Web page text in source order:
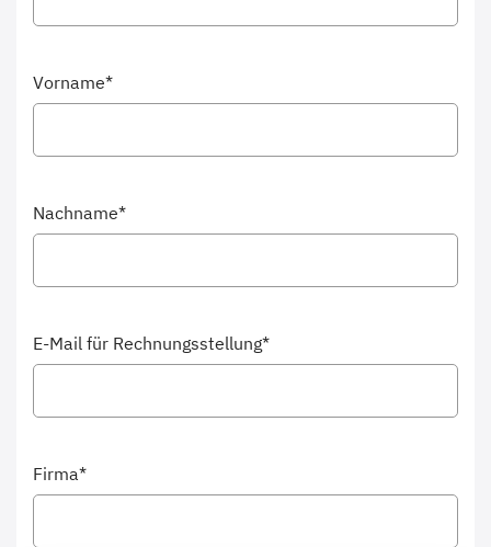
Vorname*
Nachname*
E-Mail für Rechnungsstellung*
Firma*